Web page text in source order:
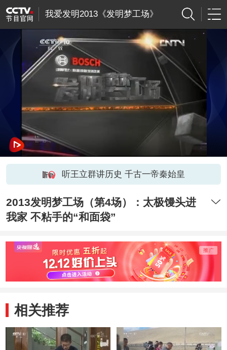
我爱发明2013《发明梦工场》
听王立群讲历史 千古一帝秦始皇
2013发明梦工场（第4场）：太极馒头进
我家 不粘手的“和面袋”
相关推荐